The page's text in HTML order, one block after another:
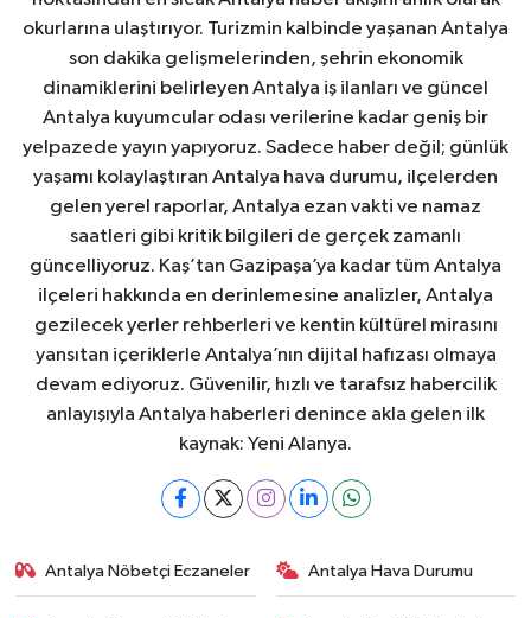
okurlarına ulaştırıyor. Turizmin kalbinde yaşanan Antalya
son dakika gelişmelerinden, şehrin ekonomik
dinamiklerini belirleyen Antalya iş ilanları ve güncel
Antalya kuyumcular odası verilerine kadar geniş bir
yelpazede yayın yapıyoruz. Sadece haber değil; günlük
yaşamı kolaylaştıran Antalya hava durumu, ilçelerden
gelen yerel raporlar, Antalya ezan vakti ve namaz
saatleri gibi kritik bilgileri de gerçek zamanlı
güncelliyoruz. Kaş’tan Gazipaşa’ya kadar tüm Antalya
ilçeleri hakkında en derinlemesine analizler, Antalya
gezilecek yerler rehberleri ve kentin kültürel mirasını
yansıtan içeriklerle Antalya’nın dijital hafızası olmaya
devam ediyoruz. Güvenilir, hızlı ve tarafsız habercilik
anlayışıyla Antalya haberleri denince akla gelen ilk
kaynak: Yeni Alanya.
Antalya Nöbetçi Eczaneler Antalya Hava Durumu